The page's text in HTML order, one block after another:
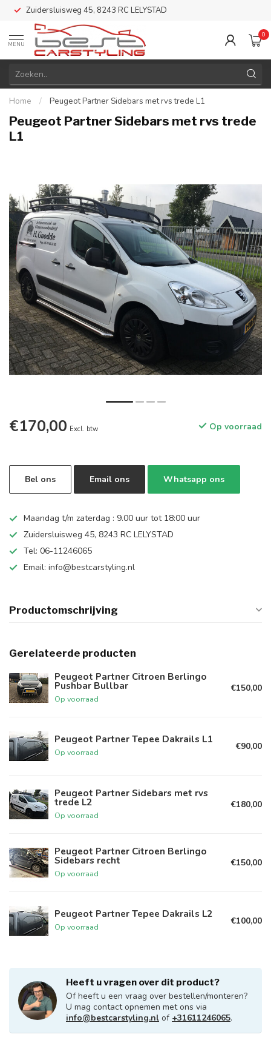
Zuidersluisweg 45, 8243 RC LELYSTAD
MENU
0
Home / Peugeot Partner Sidebars met rvs trede L1
Peugeot Partner Sidebars met rvs trede
L1
€170,00 Excl. btw Op voorraad
Bel ons Email ons Whatsapp ons
Maandag t/m zaterdag : 9.00 uur tot 18:00 uur
Zuidersluisweg 45, 8243 RC LELYSTAD
Tel: 06-11246065
Email: info@bestcarstyling.nl
Productomschrijving
Gerelateerde producten
Peugeot Partner Citroen Berlingo
Pushbar Bullbar
Op voorraad
€150,00
Peugeot Partner Tepee Dakrails L1
Op voorraad
€90,00
Peugeot Partner Sidebars met rvs
trede L2
Op voorraad
€180,00
Peugeot Partner Citroen Berlingo
Sidebars recht
Op voorraad
€150,00
Peugeot Partner Tepee Dakrails L2
Op voorraad
€100,00
Heeft u vragen over dit product?
Of heeft u een vraag over bestellen/monteren?
U mag contact opnemen met ons via
info@bestcarstyling.nl of +31611246065.